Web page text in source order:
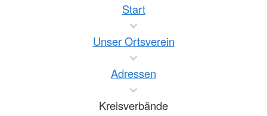
Start
Unser Ortsverein
Adressen
Kreisverbände